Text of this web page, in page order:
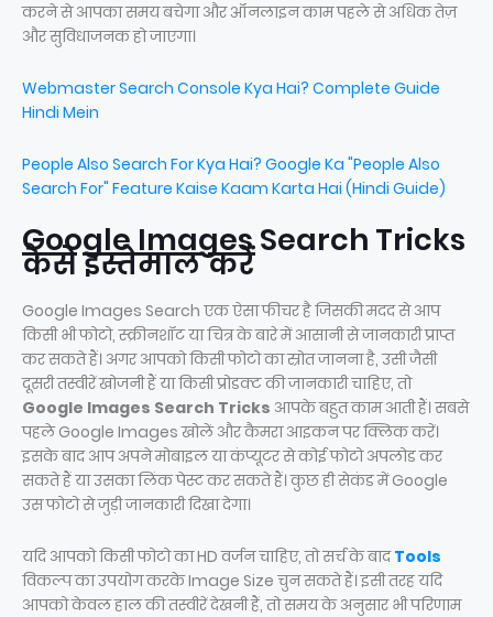
करने से आपका समय बचेगा और ऑनलाइन काम पहले से अधिक तेज़
और सुविधाजनक हो जाएगा।
Webmaster Search Console Kya Hai? Complete Guide
Hindi Mein
People Also Search For Kya Hai? Google Ka "People Also
Search For" Feature Kaise Kaam Karta Hai (Hindi Guide)
Google Images Search Tricks
कैसे इस्तेमाल करें
Google Images Search एक ऐसा फीचर है जिसकी मदद से आप
किसी भी फोटो, स्क्रीनशॉट या चित्र के बारे में आसानी से जानकारी प्राप्त
कर सकते हैं। अगर आपको किसी फोटो का स्रोत जानना है, उसी जैसी
दूसरी तस्वीरें खोजनी हैं या किसी प्रोडक्ट की जानकारी चाहिए, तो
Google Images Search Tricks आपके बहुत काम आती हैं। सबसे
पहले Google Images खोलें और कैमरा आइकन पर क्लिक करें।
इसके बाद आप अपने मोबाइल या कंप्यूटर से कोई फोटो अपलोड कर
सकते हैं या उसका लिंक पेस्ट कर सकते हैं। कुछ ही सेकंड में Google
उस फोटो से जुड़ी जानकारी दिखा देगा।
यदि आपको किसी फोटो का HD वर्जन चाहिए, तो सर्च के बादTools
विकल्प का उपयोग करके Image Size चुन सकते हैं। इसी तरह यदि
आपको केवल हाल की तस्वीरें देखनी हैं, तो समय के अनुसार भी परिणाम